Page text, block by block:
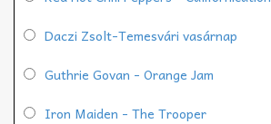
Daczi Zsolt-Temesvári vasárnap
Guthrie Govan - Orange Jam
Iron Maiden - The Trooper